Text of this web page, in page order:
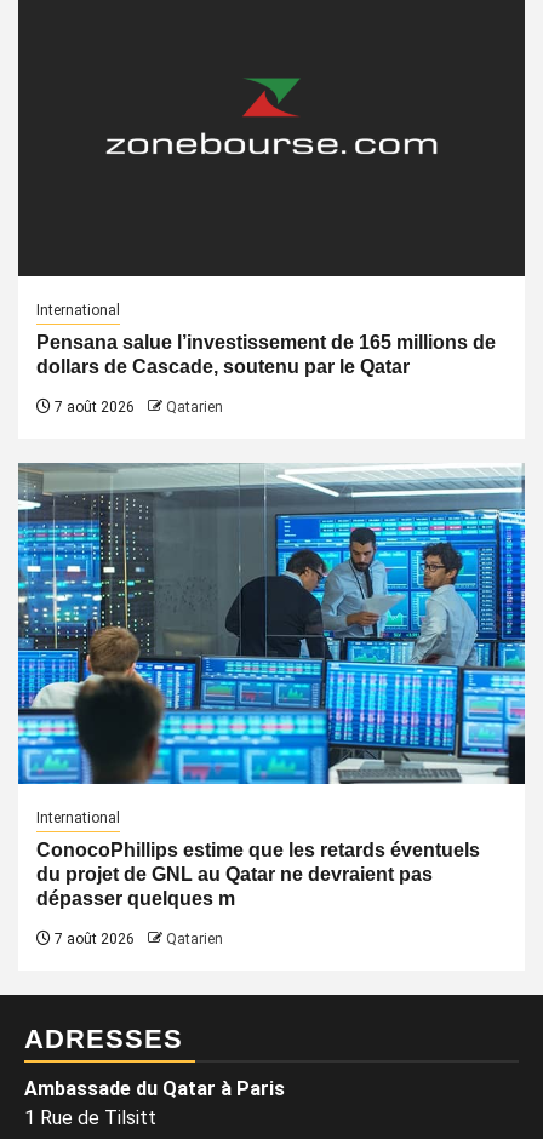
International
Pensana salue l’investissement de 165 millions de
dollars de Cascade, soutenu par le Qatar
7 août 2026 Qatarien
International
ConocoPhillips estime que les retards éventuels
du projet de GNL au Qatar ne devraient pas
dépasser quelques m
7 août 2026 Qatarien
ADRESSES
Ambassade du Qatar à Paris
1 Rue de Tilsitt